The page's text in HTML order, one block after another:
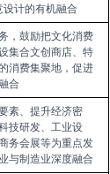
计的有机融合
， 鼓励把文化消费
集合文创商店、特
消费集聚地， 促进
合
素、提升经济密
技研发、工业设
务会展等为重点发
与制造业深度融合